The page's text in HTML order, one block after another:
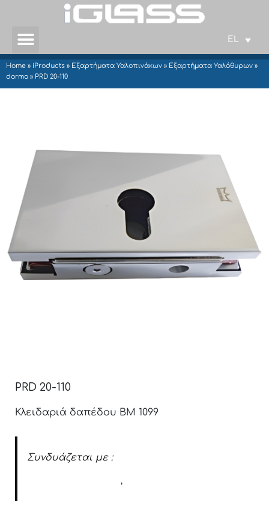
EL
Home » iProducts » Εξαρτήματα Υαλοπινάκων » Εξαρτήματα Υαλόθυρων »
dorma » PRD 20-110
PRD 20-110
Κλειδαριά δαπέδου BM 1099
Συνδυάζεται με :
,